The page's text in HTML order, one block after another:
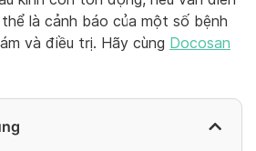
là cảnh báo của một số bệnh
và điều trị. Hãy cùng Docosan